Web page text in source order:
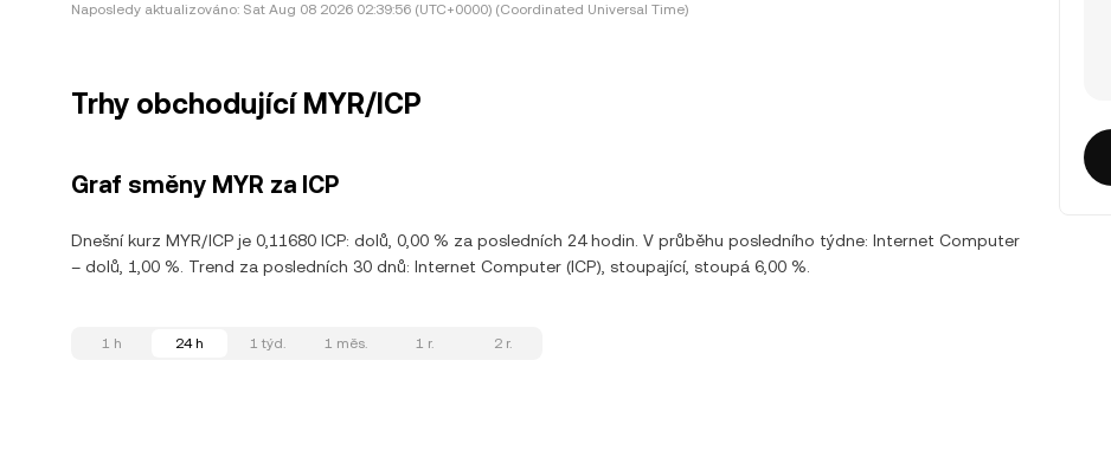
Naposledy aktualizováno: Sat Aug 08 2026 02:39:56 (UTC+0000) (Coordinated Universal Time)
Trhy obchodující MYR/ICP
Graf směny MYR za ICP
Dnešní kurz MYR/ICP je 0,11680 ICP: dolů, 0,00 % za posledních 24 hodin. V průběhu posledního týdne: Internet Computer
– dolů, 1,00 %. Trend za posledních 30 dnů: Internet Computer (ICP), stoupající, stoupá 6,00 %.
1 h 24 h 1 týd. 1 měs. 1 r. 2 r.